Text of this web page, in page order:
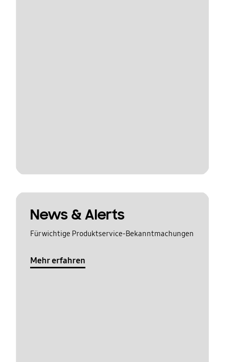
News & Alerts
Für wichtige Produktservice-Bekanntmachungen
Mehr erfahren